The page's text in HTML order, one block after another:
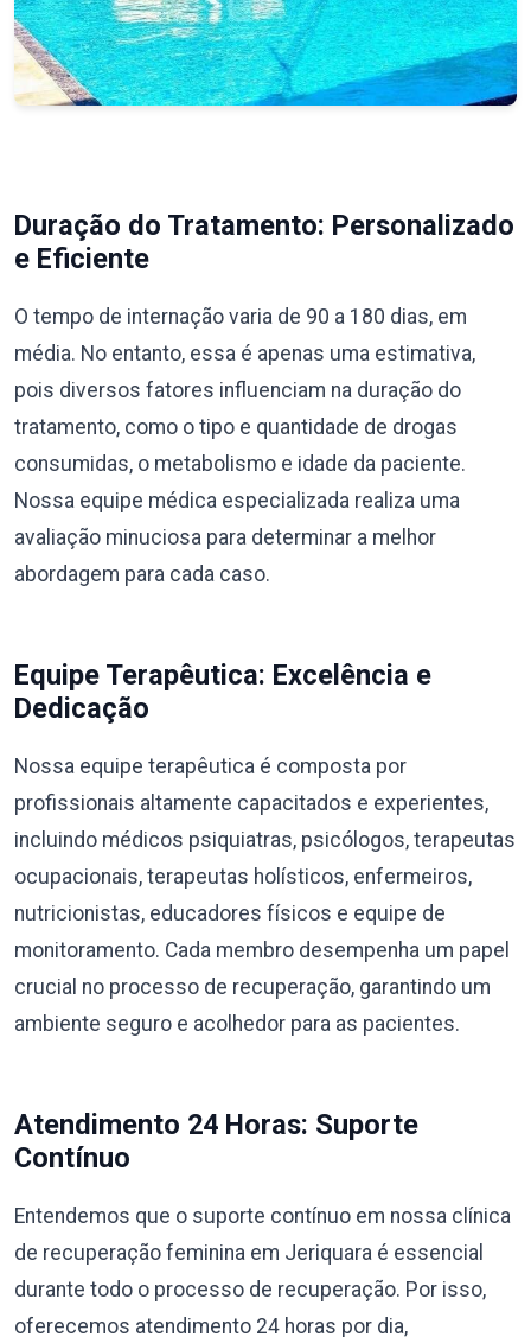
Duração do Tratamento: Personalizado
e Eficiente
O tempo de internação varia de 90 a 180 dias, em
média. No entanto, essa é apenas uma estimativa,
pois diversos fatores influenciam na duração do
tratamento, como o tipo e quantidade de drogas
consumidas, o metabolismo e idade da paciente.
Nossa equipe médica especializada realiza uma
avaliação minuciosa para determinar a melhor
abordagem para cada caso.
Equipe Terapêutica: Excelência e
Dedicação
Nossa equipe terapêutica é composta por
profissionais altamente capacitados e experientes,
incluindo médicos psiquiatras, psicólogos, terapeutas
ocupacionais, terapeutas holísticos, enfermeiros,
nutricionistas, educadores físicos e equipe de
monitoramento. Cada membro desempenha um papel
crucial no processo de recuperação, garantindo um
ambiente seguro e acolhedor para as pacientes.
Atendimento 24 Horas: Suporte
Contínuo
Entendemos que o suporte contínuo em nossa clínica
de recuperação feminina em Jeriquara é essencial
durante todo o processo de recuperação. Por isso,
oferecemos atendimento 24 horas por dia,